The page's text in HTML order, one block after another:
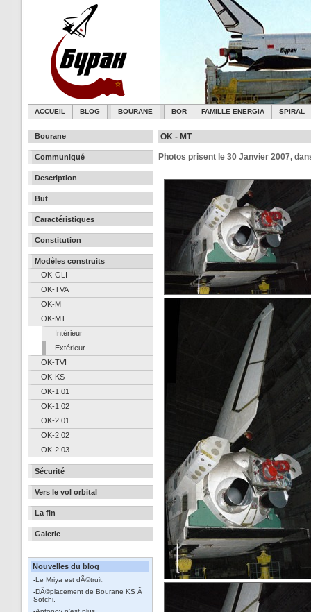
ACCUEIL BLOG BOURANE BOR FAMILLE ENERGIA SPIRAL
Bourane
Communiqué
Description
But
Caractéristiques
Constitution
Modèles construits
OK-GLI
OK-TVA
OK-M
OK-MT
Intérieur
Extérieur
OK-TVI
OK-KS
OK-1.01
OK-1.02
OK-2.01
OK-2.02
OK-2.03
Sécurité
Vers le vol orbital
La fin
Galerie
Nouvelles du blog
-Le Mriya est dÃ©truit.
-DÃ©placement de Bourane KS Ã
Sotchi.
OK - MT
Photos prisent le 30 Janvier 2007,